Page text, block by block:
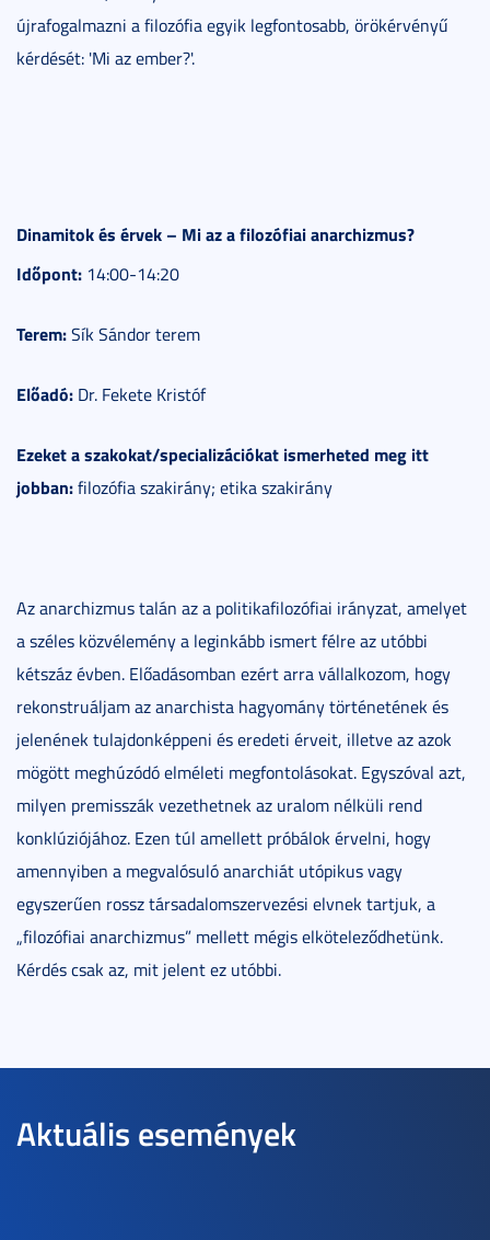
újrafogalmazni a filozófia egyik legfontosabb, örökérvényű
kérdését: 'Mi az ember?'.
Dinamitok és érvek – Mi az a filozófiai anarchizmus?
Időpont: 14:00-14:20
Terem:Sík Sándor terem
Előadó: Dr. Fekete Kristóf
Ezeket a szakokat/specializációkat ismerheted meg itt
jobban:filozófia szakirány; etika szakirány
Az anarchizmus talán az a politikafilozófiai irányzat, amelyet
a széles közvélemény a leginkább ismert félre az utóbbi
kétszáz évben. Előadásomban ezért arra vállalkozom, hogy
rekonstruáljam az anarchista hagyomány történetének és
jelenének tulajdonképpeni és eredeti érveit, illetve az azok
mögött meghúzódó elméleti megfontolásokat. Egyszóval azt,
milyen premisszák vezethetnek az uralom nélküli rend
konklúziójához. Ezen túl amellett próbálok érvelni, hogy
amennyiben a megvalósuló anarchiát utópikus vagy
egyszerűen rossz társadalomszervezési elvnek tartjuk, a
„filozófiai anarchizmus” mellett mégis elköteleződhetünk.
Kérdés csak az, mit jelent ez utóbbi.
Aktuális események